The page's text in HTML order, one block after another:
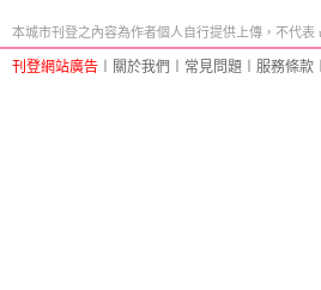
本城市刊登之內容為作者個人自行提供上傳，不代表
刊登網站廣告 關於我們 常見問題 服務條款